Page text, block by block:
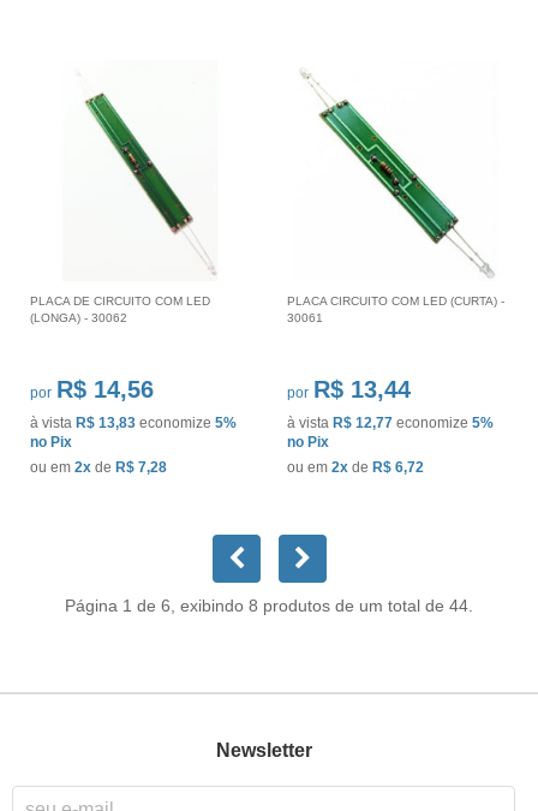
PLACA DE CIRCUITO COM LED
(LONGA) - 30062
por R$ 14,56
à vista R$ 13,83 economize 5%
no Pix
ou em 2x de R$ 7,28
PLACA CIRCUITO COM LED (CURTA) -
30061
por R$ 13,44
à vista R$ 12,77 economize 5%
no Pix
ou em 2x de R$ 6,72
Página 1 de 6, exibindo 8 produtos de um total de 44.
Newsletter